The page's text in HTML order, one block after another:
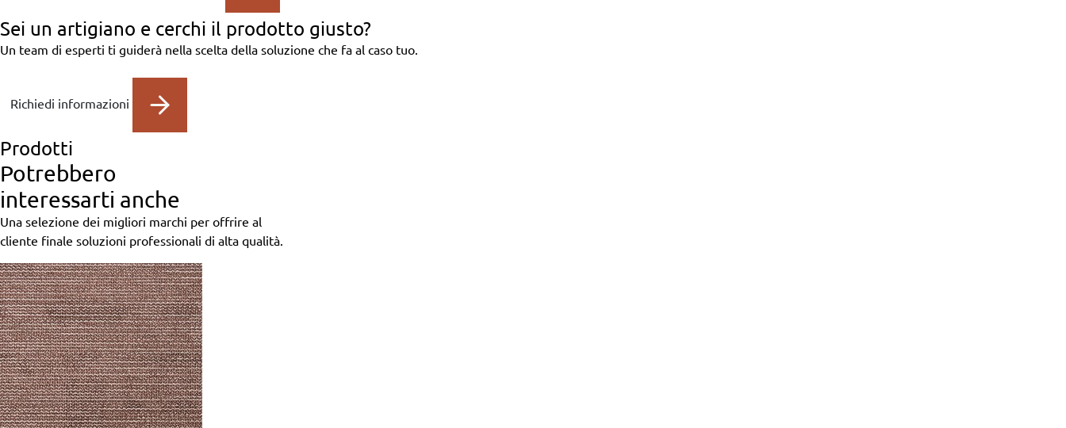
Sei un artigiano e cerchi il prodotto giusto?
Un team di esperti ti guiderà nella scelta della soluzione che fa al caso tuo.
Richiedi informazioni
Prodotti
Potrebbero
interessarti anche
Una selezione dei migliori marchi per offrire al
cliente finale soluzioni professionali di alta qualità.